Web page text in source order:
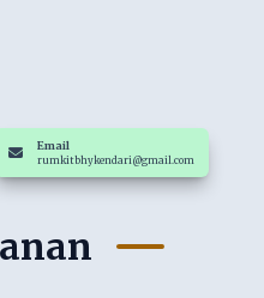
Email
rumkitbhykendari@gmail.com